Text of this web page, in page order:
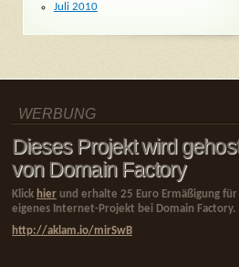
Juli 2010
WERBUNG
Dieses Projekt wird
von Domain Factory
Klick hier und erhalte 25 Euro Ermäßigung für
eigenes Internet-Projekt bei Domain Factory.
http://aklam.io/mirSwB